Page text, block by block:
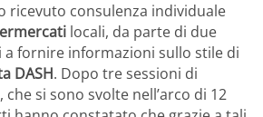
ricevuto consulenza individuale
locali, da parte di due
fornire informazioni sullo stile di
DASH. Dopo tre sessioni di
si sono svolte nell’arco di 12